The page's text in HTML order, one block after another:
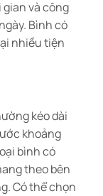
và công
Bình có
nhiều tiện
kéo dài
khoảng
bình có
theo bên
Có thể chọn